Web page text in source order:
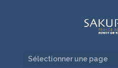
Sélectionner une page